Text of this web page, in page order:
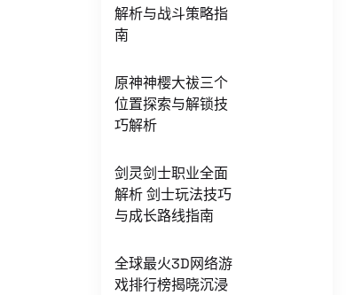
解析与战斗策略指
南
原神神樱大祓三个
位置探索与解锁技
巧解析
剑灵剑士职业全面
解析 剑士玩法技巧
与成长路线指南
全球最火3D网络游
戏排行榜揭晓沉浸